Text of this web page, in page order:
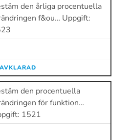
den årliga procentuella
f&ou… Uppgift:
den procentuella
för funktion…
1521